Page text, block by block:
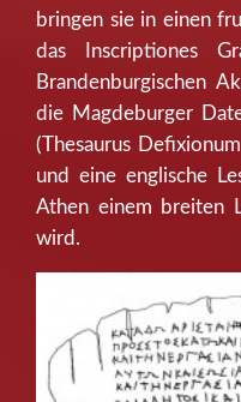
bringen sie in einen
das Inscriptiones
Brandenburgischen
die Magdeburger
(Thesaurus
und eine englische
Athen einem breiten
wird.